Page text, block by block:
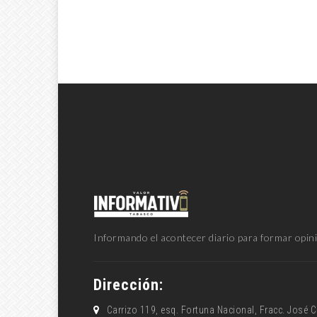
Informando el acontecer diario para formar
Dirección:
Carrizo 119, esq. Fortuna Nacional, Fracc. José